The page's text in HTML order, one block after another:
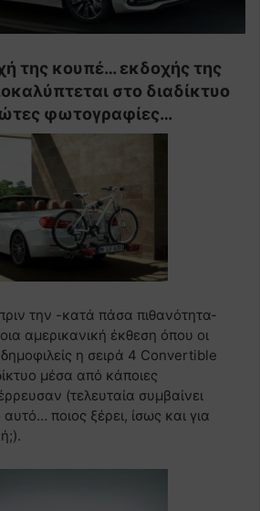
της κουπέ… εκδοχής της
στο διαδίκτυο
φωτογραφίες…
την -κατά πάσα πιθανότητα-
αμερικανική έκθεση όπου οι
δημοφιλείς η σειρά 4 Convertible
μέσα από κάποιες
(τελευταία συμβαίνει
ποιος ξέρει, ίσως και για